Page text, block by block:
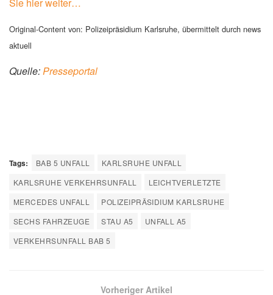
Original-Content von: Polizeipräsidium Karlsruhe, übermittelt durch news
aktuell
Quelle:Presseportal
Tags: BAB 5 UNFALL
KARLSRUHE UNFALL
KARLSRUHE VERKEHRSUNFALL
LEICHTVERLETZTE
MERCEDES UNFALL
POLIZEIPRÄSIDIUM KARLSRUHE
SECHS FAHRZEUGE
STAU A5
UNFALL A5
VERKEHRSUNFALL BAB 5
Vorheriger Artikel